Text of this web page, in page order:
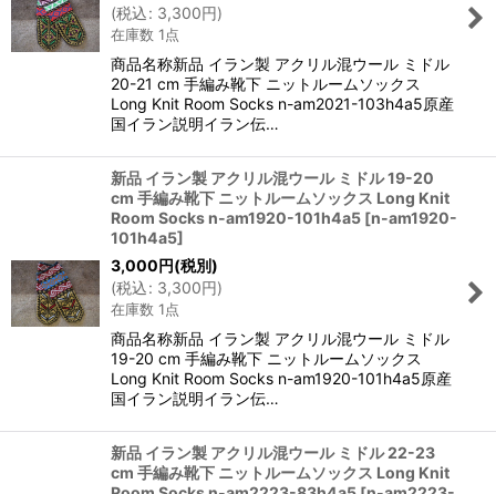
(税込: 3,300円)
在庫数 1点
商品名称新品 イラン製 アクリル混ウール ミドル
20-21 cm 手編み靴下 ニットルームソックス
Long Knit Room Socks n-am2021-103h4a5原産
国イラン説明イラン伝…
新品 イラン製 アクリル混ウール ミドル 19-20
cm 手編み靴下 ニットルームソックス Long Knit
Room Socks n-am1920-101h4a5 [n-am1920-
101h4a5]
3,000円(税別)
(税込: 3,300円)
在庫数 1点
商品名称新品 イラン製 アクリル混ウール ミドル
19-20 cm 手編み靴下 ニットルームソックス
Long Knit Room Socks n-am1920-101h4a5原産
国イラン説明イラン伝…
新品 イラン製 アクリル混ウール ミドル 22-23
cm 手編み靴下 ニットルームソックス Long Knit